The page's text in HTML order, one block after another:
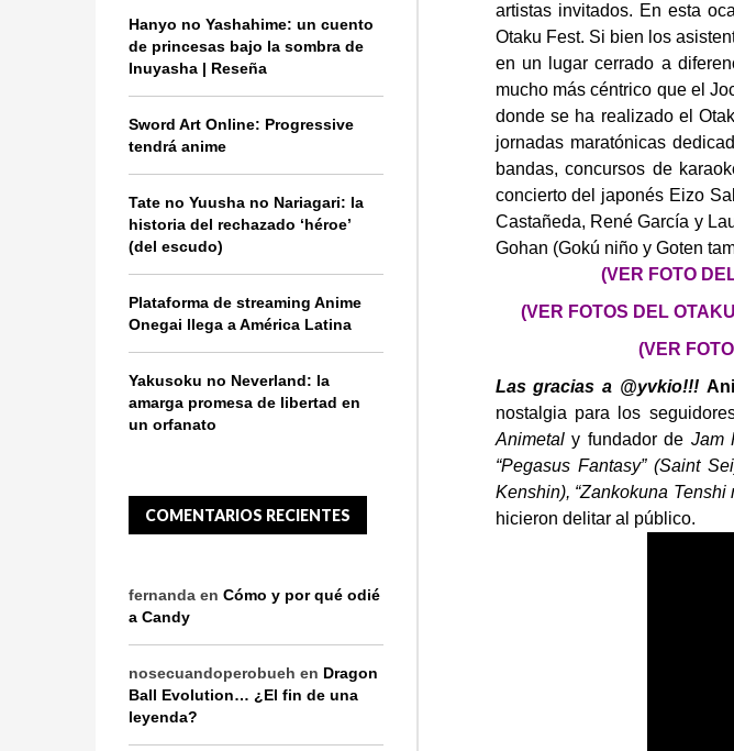
artistas invitados. En esta
Otaku Fest. Si bien los
en un lugar cerrado a
mucho más céntrico que el
donde se ha realizado el
jornadas maratónicas
bandas, concursos de
concierto del japonés Eizo
Castañeda, René García y
Gohan (Gokú niño y Goten
(VER FOTO
(VER FOTOS DEL
(VER
Las gracias a @yvkio!!!
nostalgia para los
Animetaly fundador de Jam
“Pegasus Fantasy” (Saint
Kenshin), “Zankokuna
hicieron delitar al público.
Hanyo no Yashahime: un cuento
de princesas bajo la sombra de
Inuyasha | Reseña
Sword Art Online: Progressive
tendrá anime
Tate no Yuusha no Nariagari: la
historia del rechazado ‘héroe’
(del escudo)
Plataforma de streaming Anime
Onegai llega a América Latina
Yakusoku no Neverland: la
amarga promesa de libertad en
un orfanato
COMENTARIOS RECIENTES
fernanda en Cómo y por qué odié
a Candy
nosecuandoperobueh en Dragon
Ball Evolution… ¿El fin de una
leyenda?